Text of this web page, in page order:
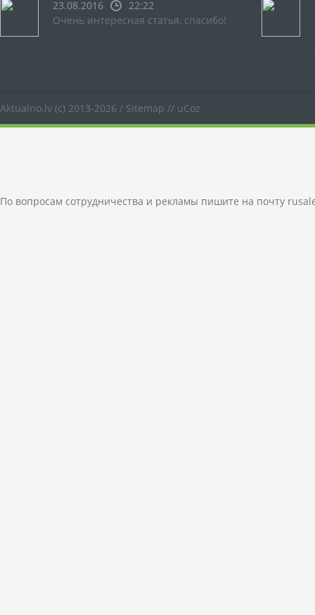
23.08.2016
22:22
Очень интересная статья, спасибо!
Aktualno.lv (c) 2013-2026 / Sitemap // uCoz
По вопросам сотрудничества и рекламы пишите на почту